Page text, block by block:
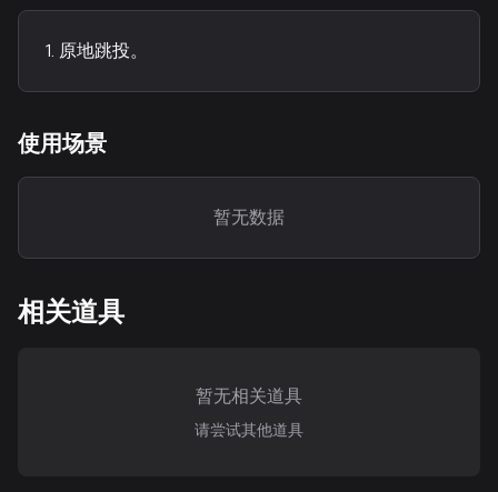
原地跳投。
使用场景
暂无数据
相关道具
暂无相关道具
请尝试其他道具